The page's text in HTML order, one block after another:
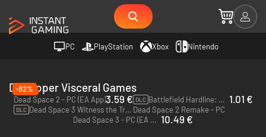
PC PlayStation Xbox Nintendo
Developer Visceral Games
-82%
Dead Space 2 - PC (EA App)3.59 € DLC Battlefield Hardline: Criminal Activity - PC (EA App) 1.01 €
DLC Dead Space 3 Witness the Truth Pack - PC (EA App) Dead Space 2 Remake - PC
Dead Space 3 - PC (EA App) 10.49 €